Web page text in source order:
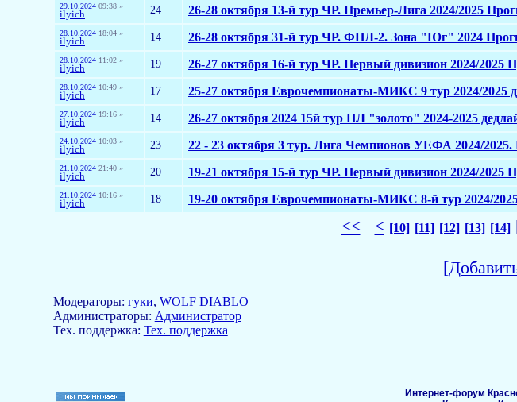
29.10.2024 09:38 »
ilyich 24 26-28 октября 13-й тур ЧР. Премьер-Лига 2024/2025
28.10.2024 18:04 »
ilyich 14 26-28 октября 31-й тур ЧР. ФНЛ-2. Зона "Юг" 2024
28.10.2024 11:02 »
ilyich 19 26-27 октября 16-й тур ЧР. Первый дивизион 2024/2025
28.10.2024 10:49 »
ilyich 17 25-27 октября Еврочемпионаты-МИКС 9 тур 2024/2025
27.10.2024 19:16 »
ilyich 14 26-27 октября 2024 15й тур НЛ "золото" 2024-2025
24.10.2024 10:03 »
ilyich 23 22 - 23 октября 3 тур. Лига Чемпионов УЕФА 2024/2025.
21.10.2024 21:40 »
ilyich 20 19-21 октября 15-й тур ЧР. Первый дивизион 2024/2025
21.10.2024 10:16 »
ilyich 18 19-20 октября Еврочемпионаты-МИКС 8-й тур 2024/2025
<< < [10] [11] [12] [13] [14]
Модераторы: гуки, WOLF DIABLO
Aдминистраторы: Администратор
Тех. поддержка: Тех. поддержка
Интернет-форум